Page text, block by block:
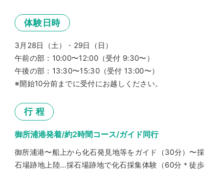
止する場合がございます。
◯指定の場所以外での化⽯採集は⾏わないでくだ
さい。
◯崖や崩落斜⾯等、危険な場所には近づかないで
ください。
◯ハンマーの使⽤時は⼗分に気をつけてくださ
◯硬い石や大きな石は無理に割ろうとしないでく
ださい。（破片が飛んで危険です）
◯ハンマー同⼠をぶつけ合わないでください。
◯脊椎動物化石や学術上重要な化石は持ち帰るこ
とができません。御所浦恐竜の島博物館に寄贈
体験日時
3月28日（土）・29日（日）
午前の部：10:00〜12:00（受付 9:30〜）
午後の部：13:30〜15:30（受付 13:00〜）
※開始10分前までに受付にお越しください。
行 程
御所浦港発着/約2時間コース/ガイド同行
御所浦港〜船上から化石発見地等をガイド（30分）〜採
石場跡地上陸…採石場跡地で化石採集体験（60分＊徒歩